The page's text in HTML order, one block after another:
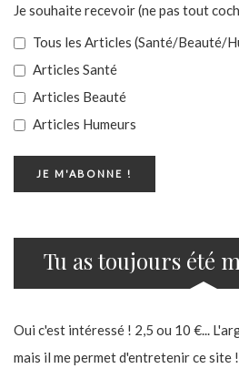
Je souhaite recevoir (ne pas tout
Tous les Articles (Santé/Beauté/
Articles Santé
Articles Beauté
Articles Humeurs
Tu as toujours été
Oui c'est intéressé ! 2,5 ou 10 €...
mais il me permet d'entretenir ce site !